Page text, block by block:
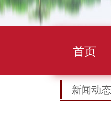
首页
新闻动态